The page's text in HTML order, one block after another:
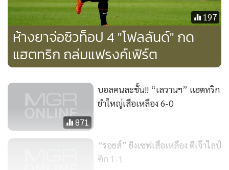
นัลโด ซัดฟรีคิกตอกฝาโลง
ผลฟุตบอล บุนเดสลีกา เยอรมัน 2017-18 ประจำวันอาทิตย์ที่ 15
เมษายน
เบรเมน1-1ไลป์ซิก
นิคลาส มอยซานเดอร์ น.28 ,1-1อเดโมลา ลุกแมน น.50]
ห้างยาจ่อซิวท็อป 4 "โฟลลันด์" กด
แฮตทริก ถล่มแฟรงค์เฟิร์ต